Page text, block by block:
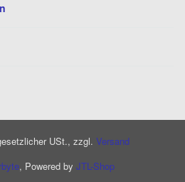
USt., zzgl. Versand
, Powered by JTL-Shop